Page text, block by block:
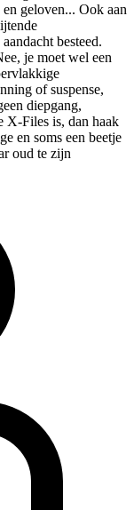
geloven... Ook aan
besteed.
je moet wel een
of suspense,
diepgang,
X-Files is, dan haak
en soms een beetje
oud te zijn